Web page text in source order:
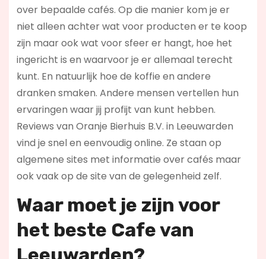
over bepaalde cafés. Op die manier kom je er
niet alleen achter wat voor producten er te koop
zijn maar ook wat voor sfeer er hangt, hoe het
ingericht is en waarvoor je er allemaal terecht
kunt. En natuurlijk hoe de koffie en andere
dranken smaken. Andere mensen vertellen hun
ervaringen waar jij profijt van kunt hebben.
Reviews van Oranje Bierhuis B.V. in Leeuwarden
vind je snel en eenvoudig online. Ze staan op
algemene sites met informatie over cafés maar
ook vaak op de site van de gelegenheid zelf.
Waar moet je zijn voor
het beste Cafe van